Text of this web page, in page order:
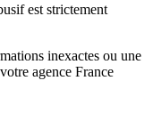
est strictement
inexactes ou une
agence France